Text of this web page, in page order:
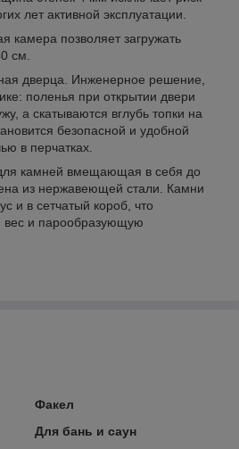
лет активной эксплуатации.
камера позволяет загружать
см.
дверца. Инженерное решение,
поленья при открытии двери
а скатываются вглубь топки на
безопасной и удобной
в перчатках.
камней вмещающая в себя до
из нержавеющей стали. Камни
и в сетчатый короб, что
вес и парообразующую
Факел
Для бань и саун